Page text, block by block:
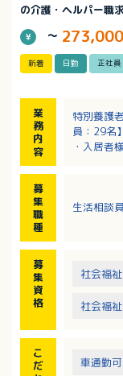
の介護・ヘルパー職
～ 273,000
新着 日勤 正社員
業
務
内
容
特別養護
員：29名】
・入居者
募
集
職
種
生活相談員
募
集
資
格
社会福
社会福
こ
だ
車通勤可